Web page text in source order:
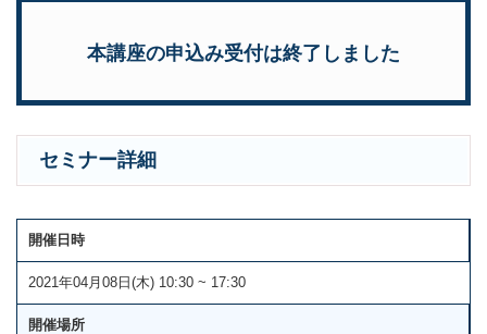
本講座の申込み受付は終了しました
セミナー詳細
開催日時
2021年04月08日(木) 10:30 ~ 17:30
開催場所